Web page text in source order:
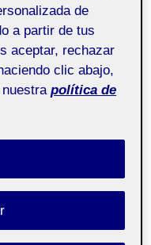
de
a partir de tus
aceptar, rechazar
clic abajo,
política de